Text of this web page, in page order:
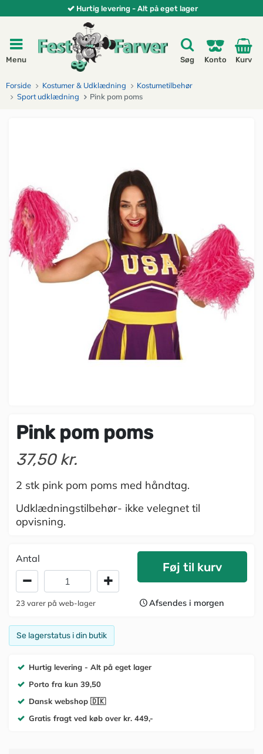
Hurtig levering - Alt på eget lager
Menu Søg Konto Kurv
Forside Kostumer & Udklædning
Kostumetilbehør
Sport udklædning
Pink pom poms
Pink pom poms
37,50 kr.
2 stk pink pom poms med håndtag.
Udklædningstilbehør- ikke velegnet til
opvisning.
Antal
Føj til kurv
23 varer på web-lager Afsendes i morgen
Se lagerstatus i din butik
Hurtig levering - Alt på eget lager
Porto fra kun 39,50
Dansk webshop 🇩🇰
Gratis fragt ved køb over kr. 449,-